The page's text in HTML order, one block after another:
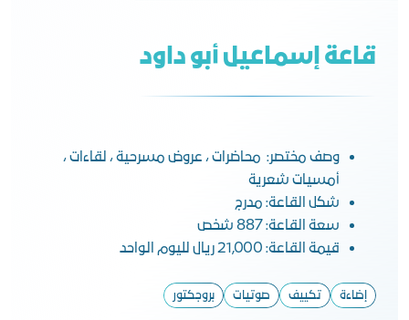
قاعة إسماعيل أبو داود
وصف مختصر: محاضرات ، عروض مسرحية ، لقاءات ،
أمسيات شعرية
شكل القاعة: مدرج
سعة القاعة: 887 شخص
قيمة القاعة: 21,000 ريال لليوم الواحد
إضاءة تكييف صوتيات بروجكتور